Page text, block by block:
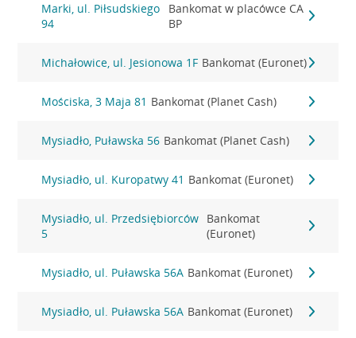
Marki, ul. Piłsudskiego
94
Bankomat w placówce CA
BP
Michałowice, ul. Jesionowa 1F Bankomat (Euronet)
Mościska, 3 Maja 81 Bankomat (Planet Cash)
Mysiadło, Puławska 56 Bankomat (Planet Cash)
Mysiadło, ul. Kuropatwy 41 Bankomat (Euronet)
Mysiadło, ul. Przedsiębiorców
5
Bankomat
(Euronet)
Mysiadło, ul. Puławska 56A Bankomat (Euronet)
Mysiadło, ul. Puławska 56A Bankomat (Euronet)